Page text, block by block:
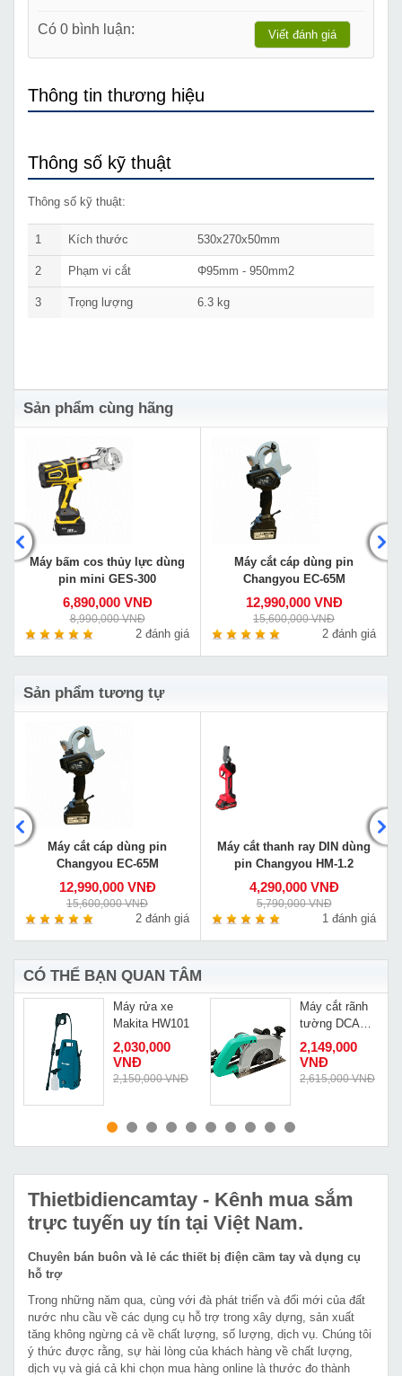
Có 0 bình luận: Viết đánh giá
Thông tin thương hiệu
Thông số kỹ thuật
Thông số kỹ thuật:
1 Kích thước 530x270x50mm
2 Phạm vi cắt Φ95mm - 950mm2
3 Trọng lượng 6.3 kg
Sản phẩm cùng hãng
Máy bấm cos thủy lực dùng
pin mini GES-300
6,890,000 VNĐ
8,990,000 VNĐ
2 đánh giá
Máy cắt cáp dùng pin
Changyou EC-65M
12,990,000 VNĐ
15,600,000 VNĐ
2 đánh giá
Sản phẩm tương tự
Máy cắt cáp dùng pin
Changyou EC-65M
12,990,000 VNĐ
15,600,000 VNĐ
2 đánh giá
Máy cắt thanh ray DIN dùng
pin Changyou HM-1.2
4,290,000 VNĐ
5,790,000 VNĐ
1 đánh giá
CÓ THỂ BẠN QUAN TÂM
MUA NGAY
Máy rửa xe
Makita HW101
2,030,000
VNĐ
2,150,000 VNĐ
MUA NGAY
Máy cắt rãnh
tường DCA
AZE02 180
2,149,000
VNĐ
2,615,000 VNĐ
Thietbidiencamtay - Kênh mua sắm
trực tuyến uy tín tại Việt Nam.
Chuyên bán buôn và lẻ các thiết bị điện cầm tay và dụng cụ
hỗ trợ
Trong những năm qua, cùng với đà phát triển và đổi mới của đất
nước nhu cầu về các dụng cụ hỗ trợ trong xây dựng, sản xuất
tăng không ngừng cả về chất lượng, số lượng, dịch vụ. Chúng tôi
ý thức được rằng, sự hài lòng của khách hàng về chất lượng,
dịch vụ và giá cả khi chọn mua hàng online là thước đo thành